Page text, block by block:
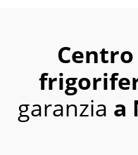
garanzia a